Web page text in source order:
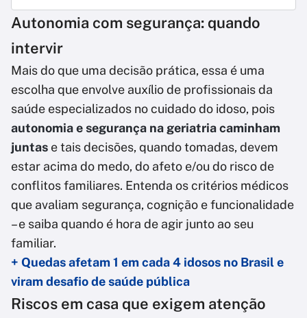
Autonomia com segurança: quando
intervir
Mais do que uma decisão prática, essa é uma
escolha que envolve auxílio de profissionais da
saúde especializados no cuidado do idoso, pois
autonomia e segurança na geriatria caminham
juntas e tais decisões, quando tomadas, devem
estar acima do medo, do afeto e/ou do risco de
conflitos familiares. Entenda os critérios médicos
que avaliam segurança, cognição e funcionalidade
– e saiba quando é hora de agir junto ao seu
familiar.
+ Quedas afetam 1 em cada 4 idosos no Brasil e
viram desafio de saúde pública
Riscos em casa que exigem atenção